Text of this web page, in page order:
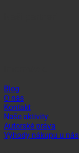
Blog
O nás
Kontakt
Naše aktivity
Autorské práva
Výhody nákupu u nás